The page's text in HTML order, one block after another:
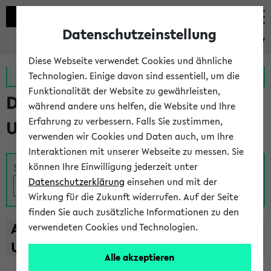
eKVV
Zur MeineUni App Zum MeineUni Portal
Das Lehrangebot der
Universität Bielefeld
Suche
A B C D E F G H I J K L M N O
U
V W X Y
Z
Datenschutzeinstellung
Diese Webseite verwendet Cookies und ähnliche
Technologien. Einige davon sind essentiell, um die
Funktionalität der Website zu gewährleisten,
während andere uns helfen, die Website und Ihre
Erfahrung zu verbessern. Falls Sie zustimmen,
verwenden wir Cookies und Daten auch, um Ihre
Interaktionen mit unserer Webseite zu messen. Sie
können Ihre Einwilligung jederzeit unter
Datenschutzerklärung einsehen und mit der
Wirkung für die Zukunft widerrufen. Auf der Seite
finden Sie auch zusätzliche Informationen zu den
verwendeten Cookies und Technologien.
Alle akzeptieren